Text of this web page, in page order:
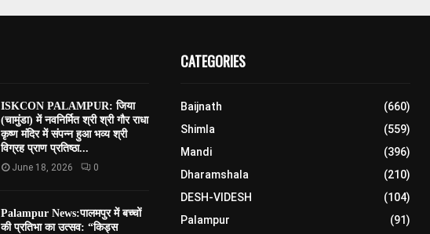
ISKCON PALAMPUR: जिया
(चामुंडा) में नवनिर्मित श्री श्री गौर राधा
कृष्ण मंदिर में संपन्न हुआ भव्य श्री
विग्रह प्राण प्रतिष्ठा...
June 18, 2026 0
Palampur News:पालमपुर में बच्चों
की प्रतिभा का उत्सव: “किड्स
CATEGORIES
Baijnath
(660)
Shimla
(559)
Mandi
(396)
Dharamshala
(210)
DESH-VIDESH
(104)
Palampur
(91)